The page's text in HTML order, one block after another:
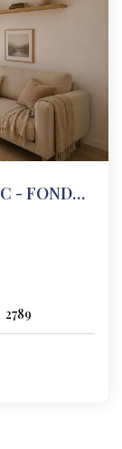
T2 VUE DÉGAGÉE - JARDIN PUBLIC - FONDAUDEGE
2789